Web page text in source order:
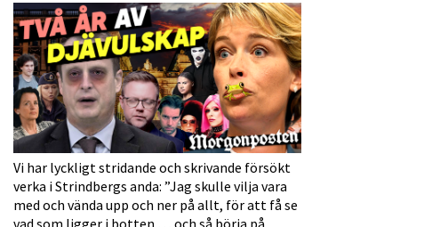
Vi har lyckligt stridande och skrivande försökt
verka i Strindbergs anda: ”Jag skulle vilja vara
med och vända upp och ner på allt, för att få se